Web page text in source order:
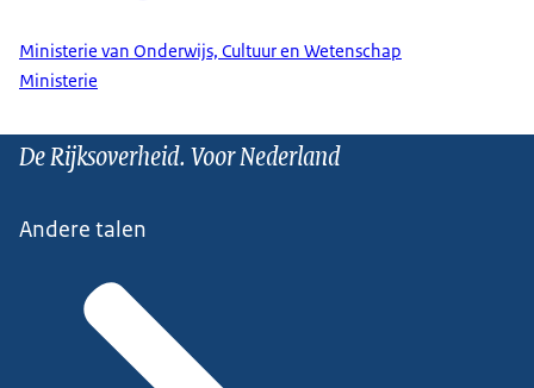
Ministerie van Onderwijs, Cultuur en Wetenschap
Ministerie
De Rijksoverheid. Voor Nederland
Andere talen